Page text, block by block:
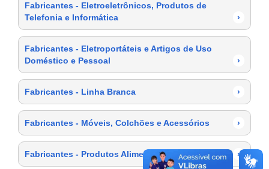
Fabricantes - Eletroeletrônicos, Produtos de
Telefonia e Informática
›
Fabricantes - Eletroportáteis e Artigos de Uso
Doméstico e Pessoal
›
Fabricantes - Linha Branca ›
Fabricantes - Móveis, Colchões e Acessórios ›
Fabricantes - Produtos Alimentícios ›